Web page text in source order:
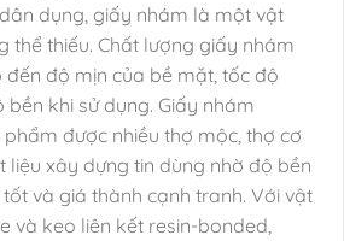
dụng, giấy nhám là một vật
thể thiếu. Chất lượng giấy nhám
đến độ mịn của bề mặt, tốc độ
khi sử dụng. Giấy nhám
được nhiều thợ mộc, thợ cơ
liệu xây dựng tin dùng nhờ độ bền
và giá thành cạnh tranh. Với vật
và keo liên kết resin-bonded,